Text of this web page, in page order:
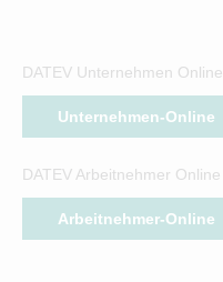
DATEV Unternehmen Online
Unternehmen-Online
DATEV Arbeitnehmer Online
Arbeitnehmer-Online